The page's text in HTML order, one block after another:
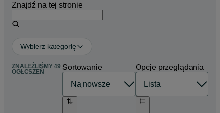
Znajdź na tej stronie
Wybierz kategorię
ZNALEŹLIŚMY 49
OGŁOSZEŃ
Sortowanie Opcje przeglądania